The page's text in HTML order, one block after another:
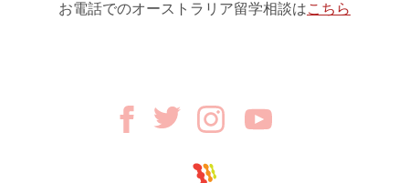
お電話でのオーストラリア留学相談はこちら